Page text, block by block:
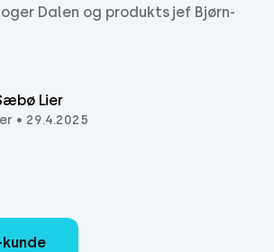
Dalen og produktsjef Bjørn-
Lier
• 29.4.2025